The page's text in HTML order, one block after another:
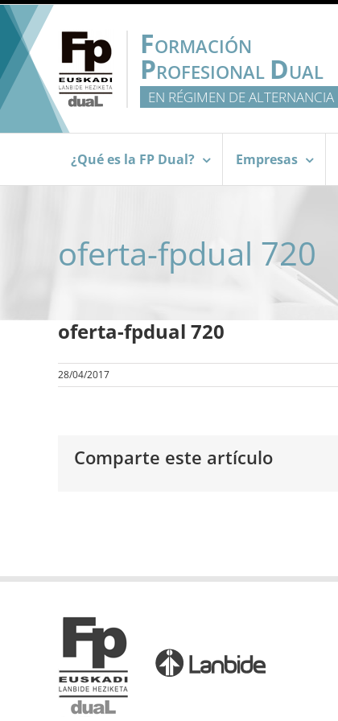
Saltar
contenido
FORMACIÓN
PROFESIONAL DUAL
EN RÉGIMEN DE ALTERNANCIA
¿Qué es la FP Dual? Empresas
oferta-fpdual 720
oferta-fpdual 720
28/04/2017
Comparte este artículo